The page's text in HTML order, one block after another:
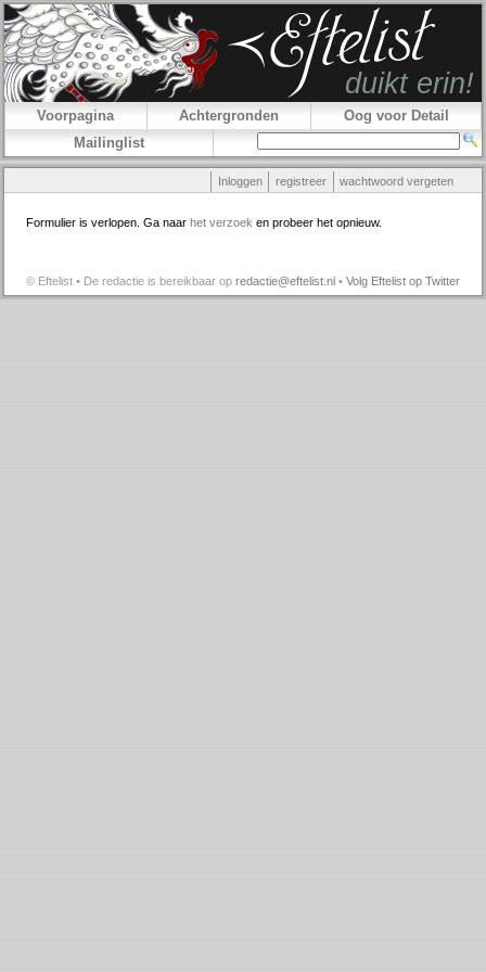
Voorpagina Achtergronden
Oog voor Detail
Mailinglist
Inloggen registreer wachtwoord vergeten
Formulier is verlopen. Ga naar het verzoek en probeer het opnieuw.
© Eftelist • De redactie is bereikbaar op redactie@eftelist.nl • Volg Eftelist op Twitter